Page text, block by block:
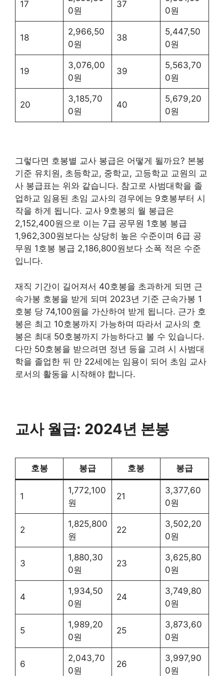
17
0원
37
0원
18
2,966,50
0원
38
5,447,50
0원
19
3,076,00
0원
39
5,563,70
0원
20
3,185,70
0원
40
5,679,20
0원
그렇다면 호봉별 교사 봉급은 어떻게 될까요? 본봉
기준 유치원, 초등학교, 중학교, 고등학교 교원의 교
사 봉급표는 위와 같습니다. 참고로 사범대학을 졸
업하교 임용된 초임 교사의 경우에는 9호봉부터 시
작을 하게 됩니다. 교사 9호봉의 월 봉급은
2,152,400원으로 이는 7급 공무원 1호봉 봉급
1,962,300원보다는 상당히 높은 수준이며 6급 공
무원 1호봉 봉급 2,186,800원보다 소폭 적은 수준
입니다.
재직 기간이 길어져서 40호봉을 초과하게 되면 근
속가봉 호봉을 받게 되며 2023년 기준 근속가봉 1
호봉 당 74,100원을 가산하여 받게 됩니다. 근가 호
봉은 최고 10호봉까지 가능하며 따라서 교사의 호
봉은 최대 50호봉까지 가능하다고 볼 수 있습니다.
다만 50호봉을 받으려면 정년 등을 고려 시 사범대
학을 졸업한 뒤 만 22세에는 임용이 되어 초임 교사
로서의 활동을 시작해야 합니다.
교사 월급: 2024년 본봉
호봉 봉급 호봉 봉급
1
1,772,100
원
21
3,377,60
0원
2
1,825,800
원
22
3,502,20
0원
3
1,880,30
0원
23
3,625,80
0원
4
1,934,50
0원
24
3,749,80
0원
5
1,989,20
0원
25
3,873,60
0원
6
2,043,70
0원
26
3,997,90
0원